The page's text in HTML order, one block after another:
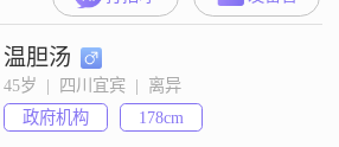
温胆汤
45岁  |  四川宜宾  |  离异
政府机构
178cm